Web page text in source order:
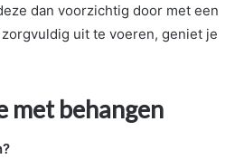
dan voorzichtig door met een
uit te voeren, geniet je
met behangen